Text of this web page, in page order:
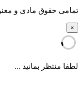
تمامی حقوق مادی و
×
لطفا منتظر بمانید ...